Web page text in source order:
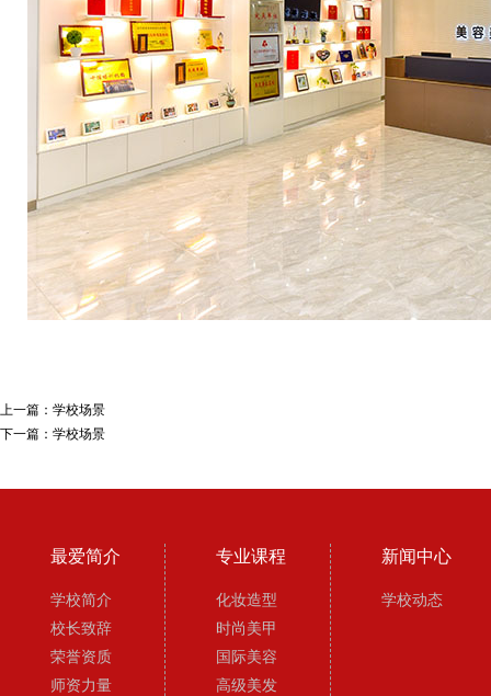
上一篇： 学校场景
下一篇： 学校场景
最爱简介
学校简介
校长致辞
荣誉资质
师资力量
专业课程
化妆造型
时尚美甲
国际美容
高级美发
新闻中心
学校动态